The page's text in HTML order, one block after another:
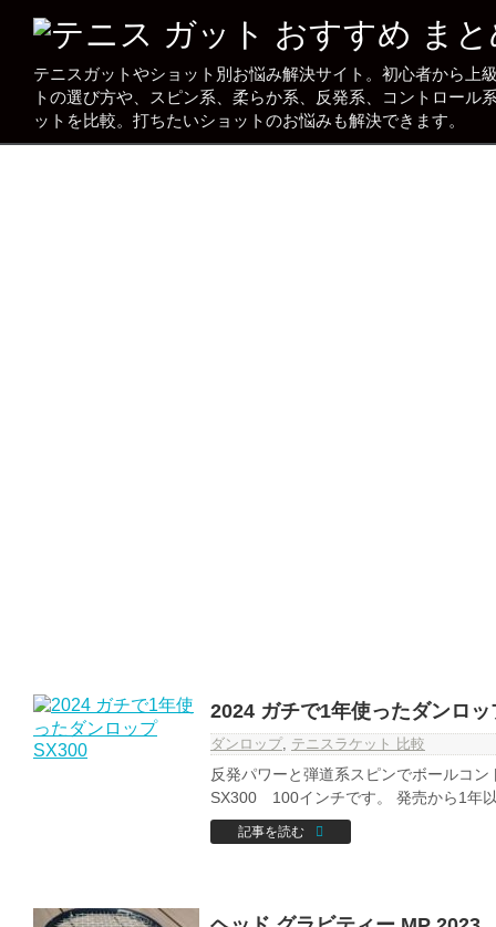
テニスガットやショット別お悩み解決サイト。初心者から上
トの選び方や、スピン系、柔らか系、反発系、コントロール
ットを比較。打ちたいショットのお悩みも解決できます。
2024 ガチで1年使ったダンロッ
ダンロップ, テニスラケット 比較
反発パワーと弾道系スピンでボールコ
SX300 100インチです。 発売から1年
記事を読む